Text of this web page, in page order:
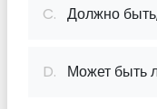
C. Должно
D. Может быть